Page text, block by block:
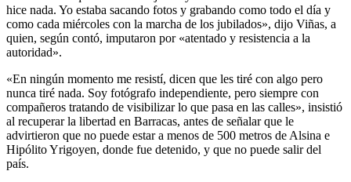
hice nada. Yo estaba sacando fotos y grabando como todo el día y
como cada miércoles con la marcha de los jubilados», dijo Viñas, a
quien, según contó, imputaron por «atentado y resistencia a la
autoridad».
«En ningún momento me resistí, dicen que les tiré con algo pero
nunca tiré nada. Soy fotógrafo independiente, pero siempre con
compañeros tratando de visibilizar lo que pasa en las calles», insistió
al recuperar la libertad en Barracas, antes de señalar que le
advirtieron que no puede estar a menos de 500 metros de Alsina e
Hipólito Yrigoyen, donde fue detenido, y que no puede salir del
país.